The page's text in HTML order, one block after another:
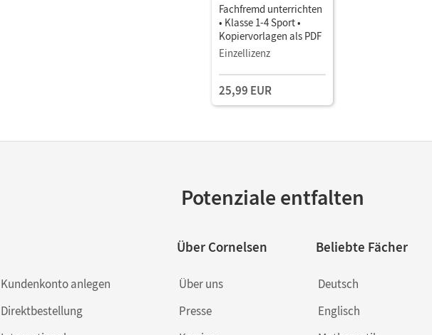
Fachfremd unterrichten
• Klasse 1-4 Sport •
Kopiervorlagen als PDF
Einzellizenz
25,99 EUR
Potenziale entfalten
Kundenkonto anlegen
Direktbestellung
Über Cornelsen
Über uns
Presse
Beliebte Fächer
Deutsch
Englisch